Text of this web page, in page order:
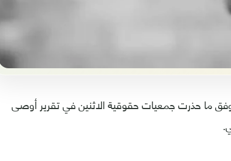
ما حذرت جمعيات حقوقية الاثنين في تقرير أوصى